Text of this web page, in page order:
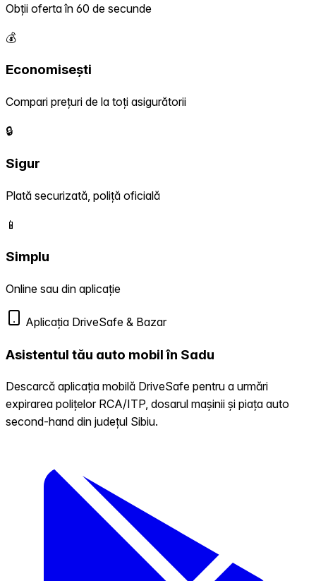
Obții oferta în 60 de secunde
💰
Economisești
Compari prețuri de la toți asigurătorii
🔒
Sigur
Plată securizată, poliță oficială
📱
Simplu
Online sau din aplicație
Aplicația DriveSafe & Bazar
Asistentul tău auto mobil în Sadu
Descarcă aplicația mobilă DriveSafe pentru a urmări
expirarea polițelor RCA/ITP, dosarul mașinii și piața auto
second-hand din județul Sibiu.